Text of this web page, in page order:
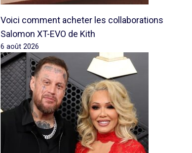
Voici comment acheter les collaborations
Salomon XT-EVO de Kith
6 août 2026